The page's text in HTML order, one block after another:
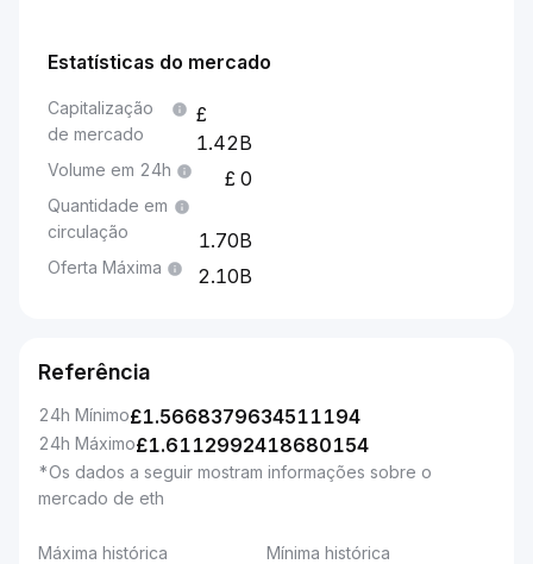
Estatísticas do mercado
Capitalização
de mercado
1.42B
Volume em 24h 0
Quantidade em
circulação
1.70B
Oferta Máxima 2.10B
Referência
24h Mínimo£1.5668379634511194
24h Máximo£1.6112992418680154
*Os dados a seguir mostram informações sobre o
mercado de eth
Máxima histórica Mínima histórica